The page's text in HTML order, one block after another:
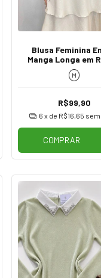
Blusa Feminina
Manga Longa em
Transparente
M
R$99,90
6 x de R$16,65
COMPRAR